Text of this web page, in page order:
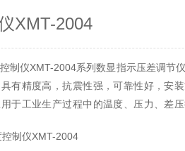
XMT-2004
制仪XMT-2004系列数显指示压差调节
有精度高，抗震性强，可靠性好，安
于工业生产过程中的温度、压力、差
用于冶金、纺织、塑机、化工、医疗、
制仪XMT-2004